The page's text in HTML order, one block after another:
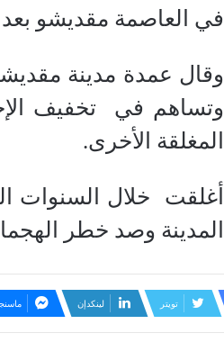
في العاصمة مقديشو بعد
وقال عمدة مدينة
وتساهم في تخفيف
المغلقة الأخرى.
أغلقت خلال السنوات
المدينة وصد خطر
تويتر لينكدإن